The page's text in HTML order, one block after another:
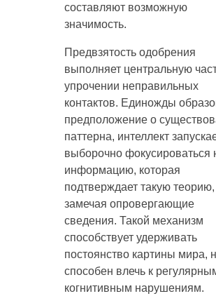
составляют возможную
значимость.
Предвзятость одобрения
выполняет центральную
упрочении неправильных
контактов. Единожды
предположение о
паттерна, интеллект
выборочно фокусироваться
информацию, которая
подтверждает такую
замечая опровергающие
сведения. Такой механизм
способствует удерживать
постоянство картины мира,
способен влечь к
когнитивным нарушениям.